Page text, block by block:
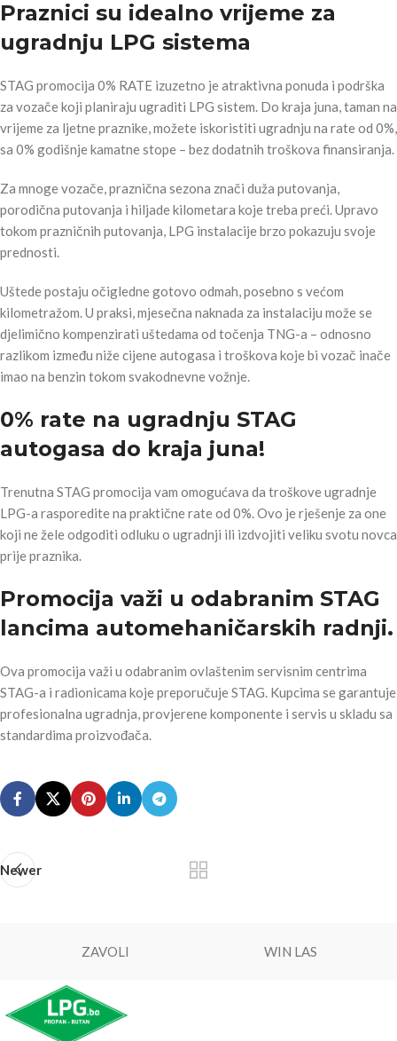
Praznici su idealno vrijeme za
ugradnju LPG sistema
STAG promocija 0% RATE izuzetno je atraktivna ponuda i podrška
za vozače koji planiraju ugraditi LPG sistem. Do kraja juna, taman na
vrijeme za ljetne praznike, možete iskoristiti ugradnju na rate od 0%,
sa 0% godišnje kamatne stope – bez dodatnih troškova finansiranja.
Za mnoge vozače, praznična sezona znači duža putovanja,
porodična putovanja i hiljade kilometara koje treba preći. Upravo
tokom prazničnih putovanja, LPG instalacije brzo pokazuju svoje
prednosti.
Uštede postaju očigledne gotovo odmah, posebno s većom
kilometražom. U praksi, mjesečna naknada za instalaciju može se
djelimično kompenzirati uštedama od točenja TNG-a – odnosno
razlikom između niže cijene autogasa i troškova koje bi vozač inače
imao na benzin tokom svakodnevne vožnje.
0% rate na ugradnju STAG
autogasa do kraja juna!
Trenutna STAG promocija vam omogućava da troškove ugradnje
LPG-a rasporedite na praktične rate od 0%. Ovo je rješenje za one
koji ne žele odgoditi odluku o ugradnji ili izdvojiti veliku svotu novca
prije praznika.
Promocija važi u odabranim STAG
lancima automehaničarskih radnji.
Ova promocija važi u odabranim ovlaštenim servisnim centrima
STAG-a i radionicama koje preporučuje STAG. Kupcima se garantuje
profesionalna ugradnja, provjerene komponente i servis u skladu sa
standardima proizvođača.
Newer
ZAVOLI WIN LAS